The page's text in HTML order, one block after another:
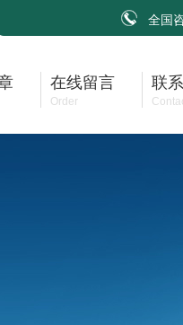
全国
在线留言
Order
联